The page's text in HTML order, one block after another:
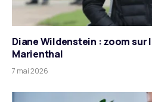
Diane Wildenstein : zoom sur
Marienthal
7 mai 2026